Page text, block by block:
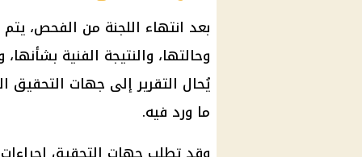
بعد انتهاء اللجنة من الفحص،
وحالتها، والنتيجة الفنية
يُحال التقرير إلى جهات التحقيق
ما ورد فيه.